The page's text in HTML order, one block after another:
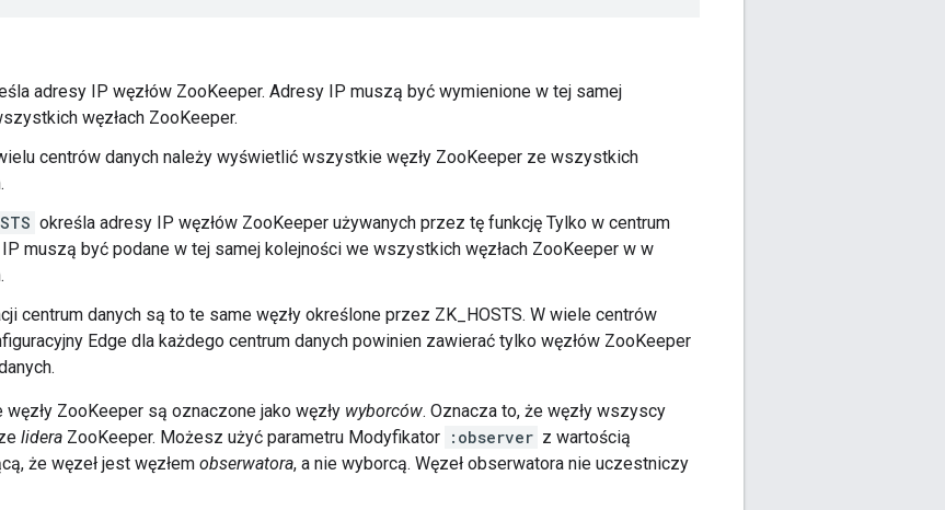
adresy IP węzłów ZooKeeper. Adresy IP muszą być wymienione w tej samej
węzłach ZooKeeper.
centrów danych należy wyświetlić wszystkie węzły ZooKeeper ze wszystkich
określa adresy IP węzłów ZooKeeper używanych przez tę funkcję Tylko w centrum
muszą być podane w tej samej kolejności we wszystkich węzłach ZooKeeper w w
centrum danych są to te same węzły określone przez ZK_HOSTS. W wiele centrów
Edge dla każdego centrum danych powinien zawierać tylko węzłów ZooKeeper
ZooKeeper są oznaczone jako węzły wyborców. Oznacza to, że węzły wszyscy
lidera ZooKeeper. Możesz użyć parametru Modyfikator :observer z wartością
że węzeł jest węzłem obserwatora, a nie wyborcą. Węzeł obserwatora nie uczestniczy